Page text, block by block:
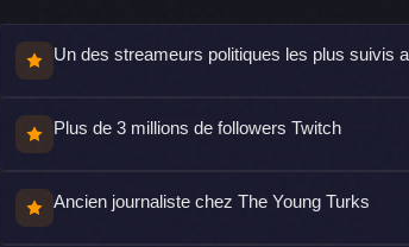
Un des streameurs politiques les plus suivis
Plus de 3 millions de followers Twitch
Ancien journaliste chez The Young Turks